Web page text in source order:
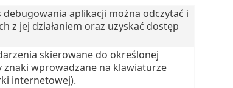
debugowania aplikacji można odczytać i
z jej działaniem oraz uzyskać dostęp
skierowane do określonej
wprowadzane na klawiaturze
internetowej).